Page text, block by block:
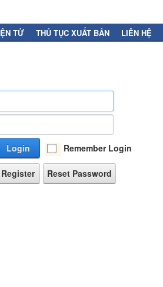
TỬ THỦ TỤC XUẤT BẢN LIÊN HỆ
Login
Remember Login
Register Reset Password